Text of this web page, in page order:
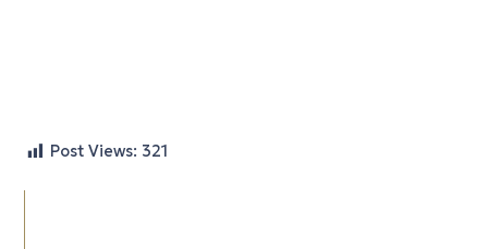
Post Views: 321